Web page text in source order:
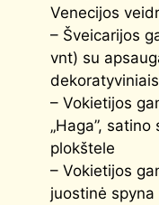
Venecijos
– Šveicarijos
vnt) su
– Vokietijos
„Haga”,
plokštele
– Vokietijos
juostinė